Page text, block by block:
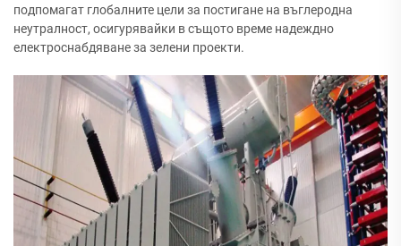
подпомагат глобалните цели за постигане на въглеродна
неутралност, осигурявайки в същото време надеждно
електроснабдяване за зелени проекти.